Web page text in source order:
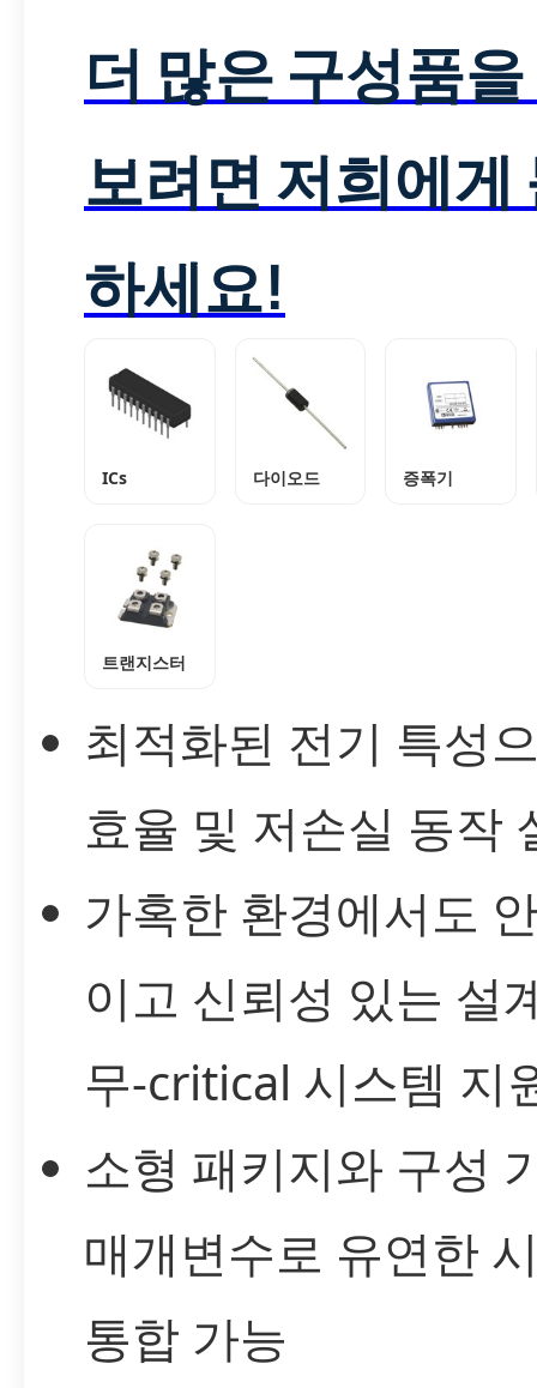
더 많은 구성품
보려면 저희에게
하세요!
ICs 다이오드 증폭기
트랜지스터
최적화된 전기 특성
효율 및 저손실 동작
가혹한 환경에서도
이고 신뢰성 있는 설
무-critical 시스템 지
소형 패키지와 구성
매개변수로 유연한
통합 가능